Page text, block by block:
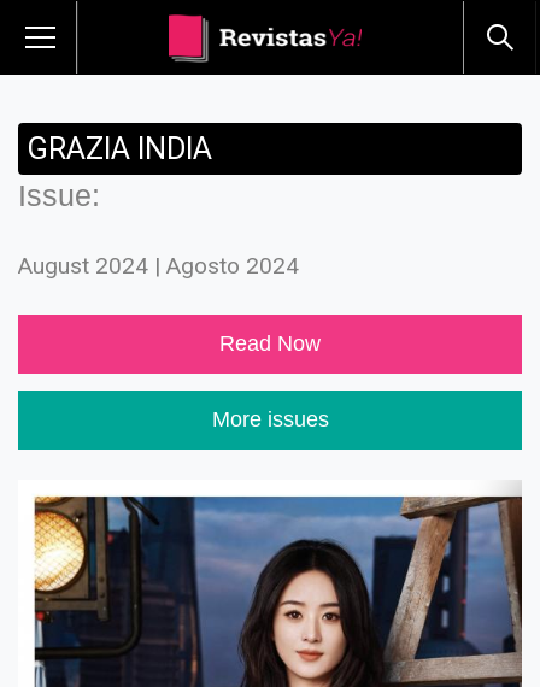
GRAZIA INDIA
Issue:
August 2024 | Agosto 2024
Read Now
More issues